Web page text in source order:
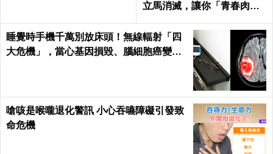
立馬消滅，讓你「青春肉
睡覺時手機千萬別放床頭！無線輻射「四
大危機」，當心基因損毀、腦細胞癌變！
嗆咳是喉嚨退化警訊 小心吞嚥障礙引發致
命危機